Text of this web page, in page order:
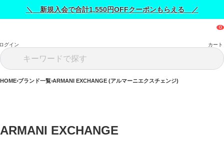
＼ 新規入会で合計1,550円OFFクーポンもらえる ／
グイン カート
HOME ブランド一覧 ARMANI EXCHANGE (アルマーニエクスチェンジ)
ARMANI EXCHANGE